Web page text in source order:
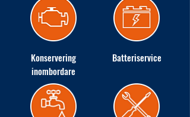
Konservering
inombordare
Batteriservice